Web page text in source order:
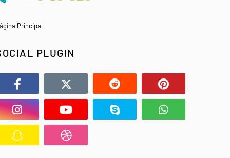
Principal
PLUGIN